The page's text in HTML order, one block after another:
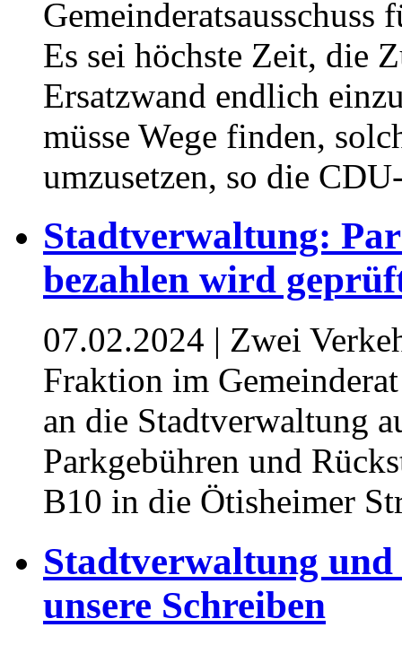
Es sei höchste Zeit, die
Ersatzwand endlich
müsse Wege finden,
umzusetzen, so die
Stadtverwaltung:
bezahlen wird
07.02.2024 | Zwei
Fraktion im
an die Stadtverwaltung
Parkgebühren und
B10 in die Ötisheimer
Stadtverwaltung
unsere Schreiben